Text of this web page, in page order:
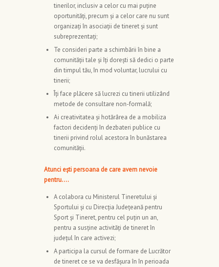
tinerilor, inclusiv a celor cu mai puține
oportunități, precum și a celor care nu sunt
organizați în asociații de tineret și sunt
subreprezentați;
Te consideri parte a schimbării în bine a
comunităţii tale și îți dorești să dedici o parte
din timpul tău, în mod voluntar, lucrului cu
tinerii;
Îți face plăcere să lucrezi cu tinerii utilizând
metode de consultare non-formală;
Ai creativitatea şi hotărârea de a mobiliza
factori decidenți în dezbateri publice cu
tinerii privind rolul acestora în bunăstarea
comunității.
Atunci ești persoana de care avem nevoie
pentru….
A colabora cu Ministerul Tineretului și
Sportului și cu Direcția Județeană pentru
Sport și Tineret, pentru cel puțin un an,
pentru a susține activități de tineret în
județul în care activezi;
A participa la cursul de formare de Lucrător
de tineret ce se va desfășura în în perioada